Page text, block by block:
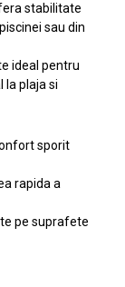
stabilitate
sau din
ideal pentru
la plaja si
sporit
rapida a
pe suprafete